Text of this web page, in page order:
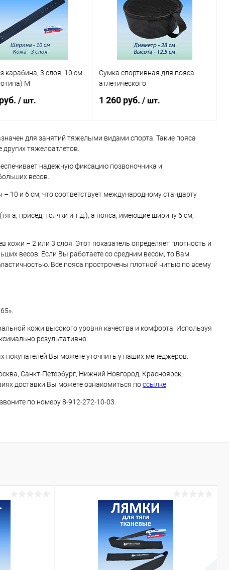
В наличии В избранное Под заказ
карабина, 3 слоя, 10 см
M
/ шт.
В корзину
в 1 клик Сравнение
Сумка спортивная для пояса
атлетического
1 260 руб. / шт.
В корзину
Купить в 1 клик
для занятий тяжелыми видами спорта. Такие пояса
тяжелоатлетов.
надежную фиксацию позвоночника и
весов.
10 и 6 см, что соответствует международному стандарту
присед, толчки и т.д.), а пояса, имеющие ширину 6 см,
– 2 или 3 слоя. Этот показатель определяет плотность и
весов. Если Вы работаете со средним весом, то Вам
Все пояса прострочены плотной нитью по всему
кожи высокого уровня качества и комфорта. Используя
результативно.
Вы можете уточнить у наших менеджеров.
Санкт-Петербург, Нижний Новгород, Красноярск,
доставки Вы можете ознакомиться поссылке.
по номеру 8-912-272-10-03.